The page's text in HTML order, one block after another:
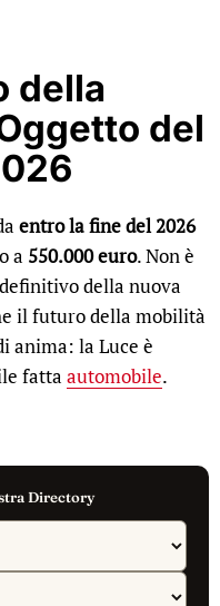
della
del
entro la fine del 2026
a 550.000 euro. Non è
della nuova
il futuro della mobilità
anima: la Luce è
fatta automobile.
Directory